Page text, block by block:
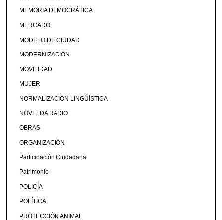
MEMORIA DEMOCRÁTICA
MERCADO
MODELO DE CIUDAD
MODERNIZACIÓN
MOVILIDAD
MUJER
NORMALIZACIÓN LINGÜÍSTICA
NOVELDA RADIO
OBRAS
ORGANIZACIÓN
Participación Ciudadana
Patrimonio
POLICÍA
POLÍTICA
PROTECCIÓN ANIMAL